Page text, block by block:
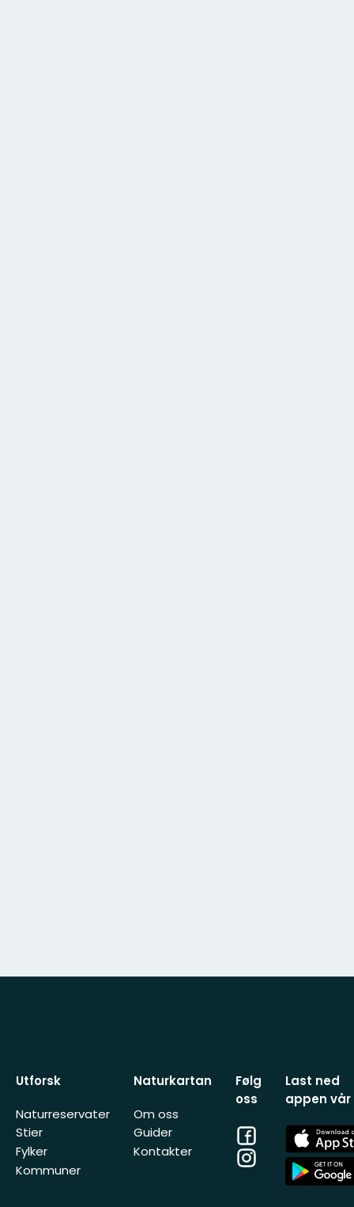
Utforsk
Naturreservater
Stier
Fylker
Kommuner
Naturkartan
Om oss
Guider
Kontakter
Følg
oss
Facebook
Instagram
Last ned
appen vår
App
Store
App
Store